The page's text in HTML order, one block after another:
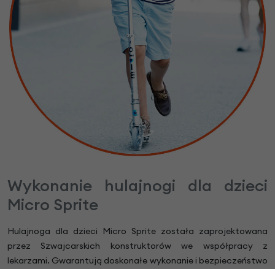
Wykonanie hulajnogi dla dzieci
Micro Sprite
Hulajnoga dla dzieci Micro Sprite została zaprojektowana
przez Szwajcarskich konstruktorów we współpracy z
lekarzami. Gwarantują doskonałe wykonanie i bezpieczeństwo